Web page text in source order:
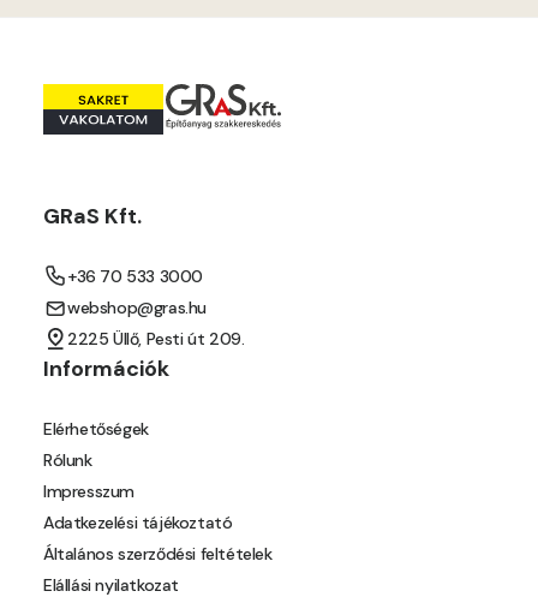
Mouse-grey D
GRaS Kft.
+36 70 533 3000
webshop@gras.hu
2225 Üllő, Pesti út 209.
Információk
Elérhetőségek
Rólunk
Impresszum
Adatkezelési tájékoztató
Általános szerződési feltételek
Elállási nyilatkozat